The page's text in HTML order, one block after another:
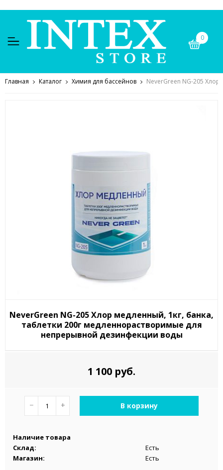
0
Главная Каталог Химия для бассейнов NeverGreen NG-205
NeverGreen NG-205 Хлор медленный, 1кг, банка,
таблетки 200г медленнорастворимые для
непрерывной дезинфекции воды
1 100 руб.
− + В корзину
Наличие товара
Склад:
Есть
Магазин:
Есть